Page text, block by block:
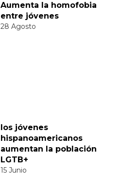
Aumenta la homofobia
entre jóvenes
28 Agosto
los jóvenes
hispanoamericanos
aumentan la población
LGTB+
15 Junio